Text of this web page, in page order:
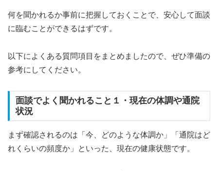
何を聞かれるか事前に把握しておくことで、安心して面談
に臨むことができるはずです。
以下によくある質問項目をまとめましたので、ぜひ準備の
参考にしてください。
面談でよく聞かれること１・現在の体調や通院
状況
まず確認されるのは「今、どのような体調か」「通院はど
れくらいの頻度か」といった、現在の健康状態です。